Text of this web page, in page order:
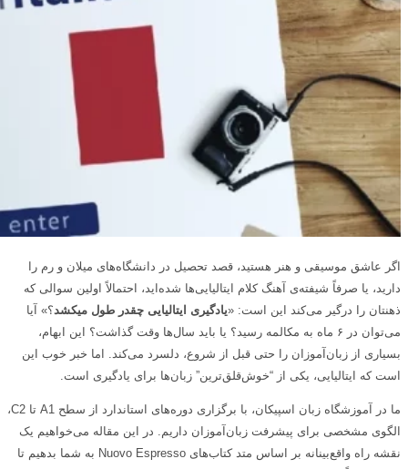
اگر عاشق موسیقی و هنر هستید، قصد تحصیل در دانشگاه‌های میلان و رم را
دارید، یا صرفاً شیفته‌ی آهنگ کلام ایتالیایی‌ها شده‌اید، احتمالاً اولین سوالی که
ذهنتان را درگیر می‌کند این است: «یادگیری ایتالیایی چقدر طول میکشد؟» آیا
می‌توان در ۶ ماه به مکالمه رسید؟ یا باید سال‌ها وقت گذاشت؟ این ابهام،
بسیاری از زبان‌آموزان را حتی قبل از شروع، دلسرد می‌کند. اما خبر خوب این
است که ایتالیایی، یکی از “خوش‌قلق‌ترین” زبان‌ها برای یادگیری است.
ما در آموزشگاه زبان اسپیکان، با برگزاری دوره‌های استاندارد از سطح A1 تا C2،
الگوی مشخصی برای پیشرفت زبان‌آموزان داریم. در این مقاله می‌خواهیم یک
نقشه راه واقع‌بینانه بر اساس متد کتاب‌های Nuovo Espresso به شما بدهیم تا